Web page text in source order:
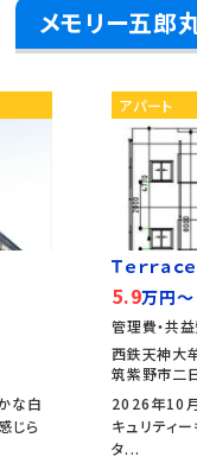
メモリー五郎
な白
じら
アパート
Ｔｅｒｒａ
5.9万円
管理費・共
西鉄天神大
筑紫野市二
2026年10
キュリティ
タ...